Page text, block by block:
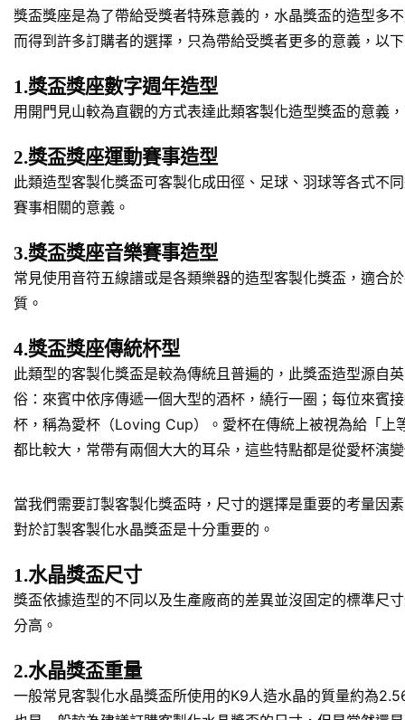
獎盃獎座是為了帶給受獎者特殊意義的，水晶獎盃的造型多
而得到許多訂購者的選擇，只為帶給受獎者更多的意義，以
1.獎盃獎座數字週年造型
用開門見山較為直觀的方式表達此類客製化造型獎盃的意義
2.獎盃獎座運動賽事造型
此類造型客製化獎盃可客製化成田徑、足球、羽球等各式不
賽事相關的意義。
3.獎盃獎座音樂賽事造型
常見使用音符五線譜或是各類樂器的造型客製化獎盃，適合
質。
4.獎盃獎座傳統杯型
此類型的客製化獎盃是較為傳統且普遍的，此獎盃造型源自
俗：來賓中依序傳遞一個大型的酒杯，繞行一圈；每位來賓
杯，稱為愛杯（Loving Cup）。愛杯在傳統上被視為給「上
都比較大，常帶有兩個大大的耳朵，這些特點都是從愛杯演
當我們需要訂製客製化獎盃時，尺寸的選擇是重要的考量因
對於訂製客製化水晶獎盃是十分重要的。
1.水晶獎盃尺寸
獎盃依據造型的不同以及生產廠商的差異並沒固定的標準尺
分高。
2.水晶獎盃重量
一般常見客製化水晶獎盃所使用的K9人造水晶的質量約為